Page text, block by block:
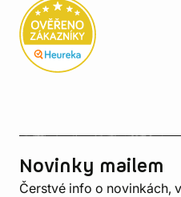
Novinky mailem
Čerstvé info o novinkách,